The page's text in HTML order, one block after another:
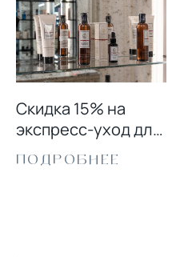
Скидка 15% на
экспресс-уход для
волос
ПОДРОБНЕЕ